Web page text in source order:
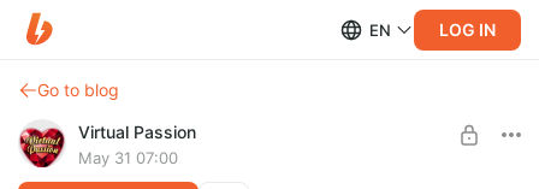
EN LOG IN
Go to blog
Virtual Passion
May 31 07:00